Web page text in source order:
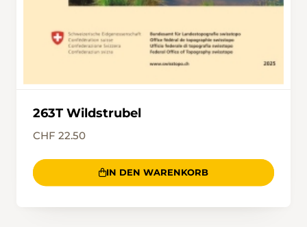
263T Wildstrubel
CHF 22.50
IN DEN WARENKORB